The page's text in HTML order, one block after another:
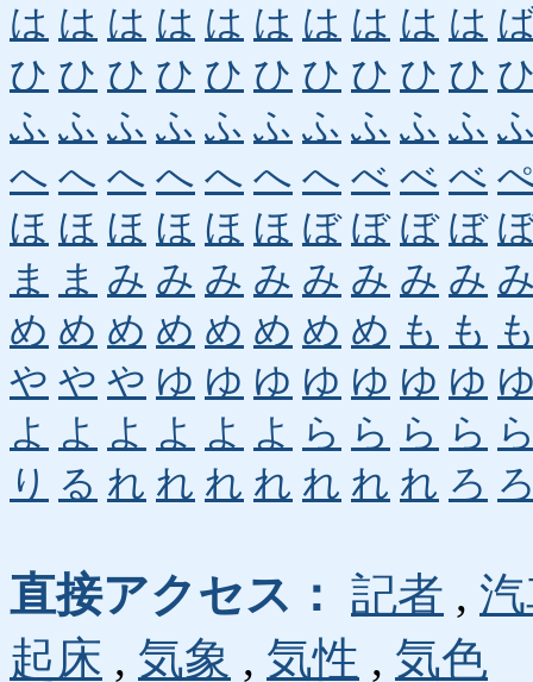
は は は は は は は は は は
ひ ひ ひ ひ ひ ひ ひ ひ ひ ひ
ふ ふ ふ ふ ふ ふ ふ ふ ふ ふ
へ へ へ へ へ へ へ べ べ べ
ほ ほ ほ ほ ほ ほ ぼ ぼ ぼ ぼ
ま
ま み み み み み み み み
め め め め め め め め も も
や や や ゆ ゆ ゆ ゆ ゆ ゆ ゆ
よ よ よ よ よ よ ら ら ら ら
り る れ れ れ れ れ れ れ ろ
直接アクセス： 記者 ,
起床 , 気象 , 気性 , 気色